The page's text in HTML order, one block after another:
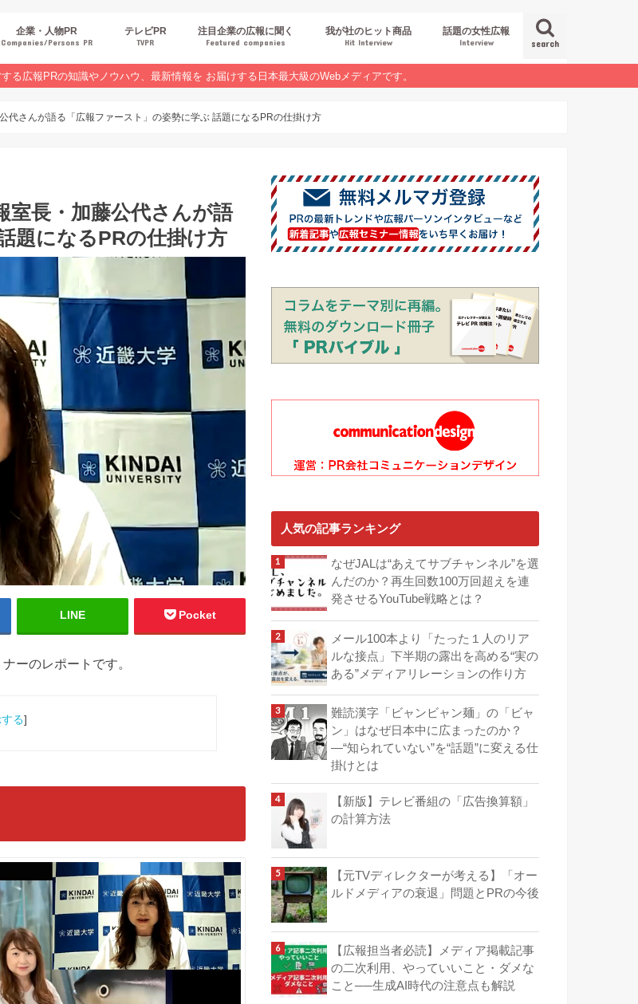
search
ポート
企業・人物PR
Companies/Persons PR
テレビPR
TVPR
注目企業の広報に聞く
Featured companies
我が社のヒット商品
Hit Interview
話題の女性広報
Interview
る広報PRの知識やノウハウ、最新情報を お届けする日本最大級のWebメディアです。
代さんが語る「広報ファースト」の姿勢に学ぶ 話題になるPRの仕掛け方
室長・加藤公代さんが語
題になるPRの仕掛け方
LINE Pocket
ーのレポートです。
る]
人気の記事ランキング
なぜJALは“あえてサブチャンネル”を選
んだのか？再生回数100万回超えを連
発させるYouTube戦略とは？
メール100本より「たった１人のリア
ルな接点」下半期の露出を高める“実の
ある”メディアリレーションの作り方
難読漢字「ビャンビャン麺」の「ビャ
ン」はなぜ日本中に広まったのか？
―“知られていない”を“話題”に変える仕
掛けとは
【新版】テレビ番組の「広告換算額」
の計算方法
【元TVディレクターが考える】「オー
ルドメディアの衰退」問題とPRの今後
【広報担当者必読】メディア掲載記事
の二次利用、やっていいこと・ダメな
こと──生成AI時代の注意点も解説